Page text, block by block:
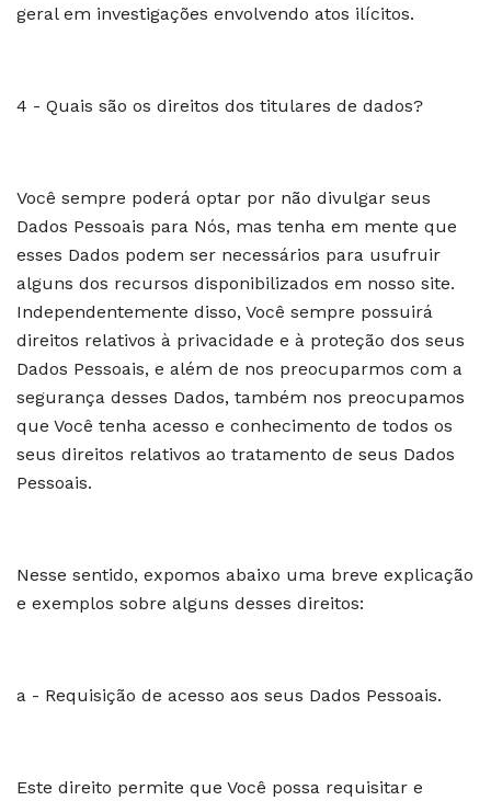
geral em investigações envolvendo atos ilícitos.
4 - Quais são os direitos dos titulares de dados?
Você sempre poderá optar por não divulgar seus
Dados Pessoais para Nós, mas tenha em mente que
esses Dados podem ser necessários para usufruir
alguns dos recursos disponibilizados em nosso site.
Independentemente disso, Você sempre possuirá
direitos relativos à privacidade e à proteção dos seus
Dados Pessoais, e além de nos preocuparmos com a
segurança desses Dados, também nos preocupamos
que Você tenha acesso e conhecimento de todos os
seus direitos relativos ao tratamento de seus Dados
Pessoais.
Nesse sentido, expomos abaixo uma breve explicação
e exemplos sobre alguns desses direitos:
a - Requisição de acesso aos seus Dados Pessoais.
Este direito permite que Você possa requisitar e